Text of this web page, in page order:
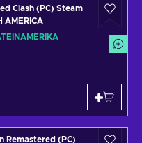
Clash (PC) Steam
AMERICA
Remastered (PC)